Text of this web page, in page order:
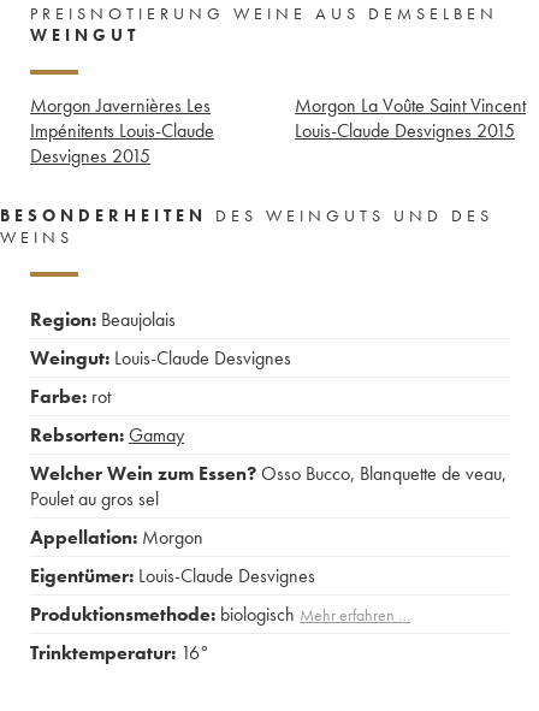
PREISNOTIERUNG WEINE AUS DEMSELBEN
WEINGUT
Morgon Javernières Les
Impénitents Louis-Claude
Desvignes 2015
Morgon La Voûte Saint Vincent
Louis-Claude Desvignes 2015
BESONDERHEITEN
DES WEINGUTS UND DES
WEINS
Region: Beaujolais
Weingut: Louis-Claude Desvignes
Farbe: rot
Rebsorten:Gamay
Welcher Wein zum Essen?Osso Bucco, Blanquette de veau,
Poulet au gros sel
Appellation: Morgon
Eigentümer: Louis-Claude Desvignes
Produktionsmethode: biologisch Mehr erfahren …
Trinktemperatur: 16°